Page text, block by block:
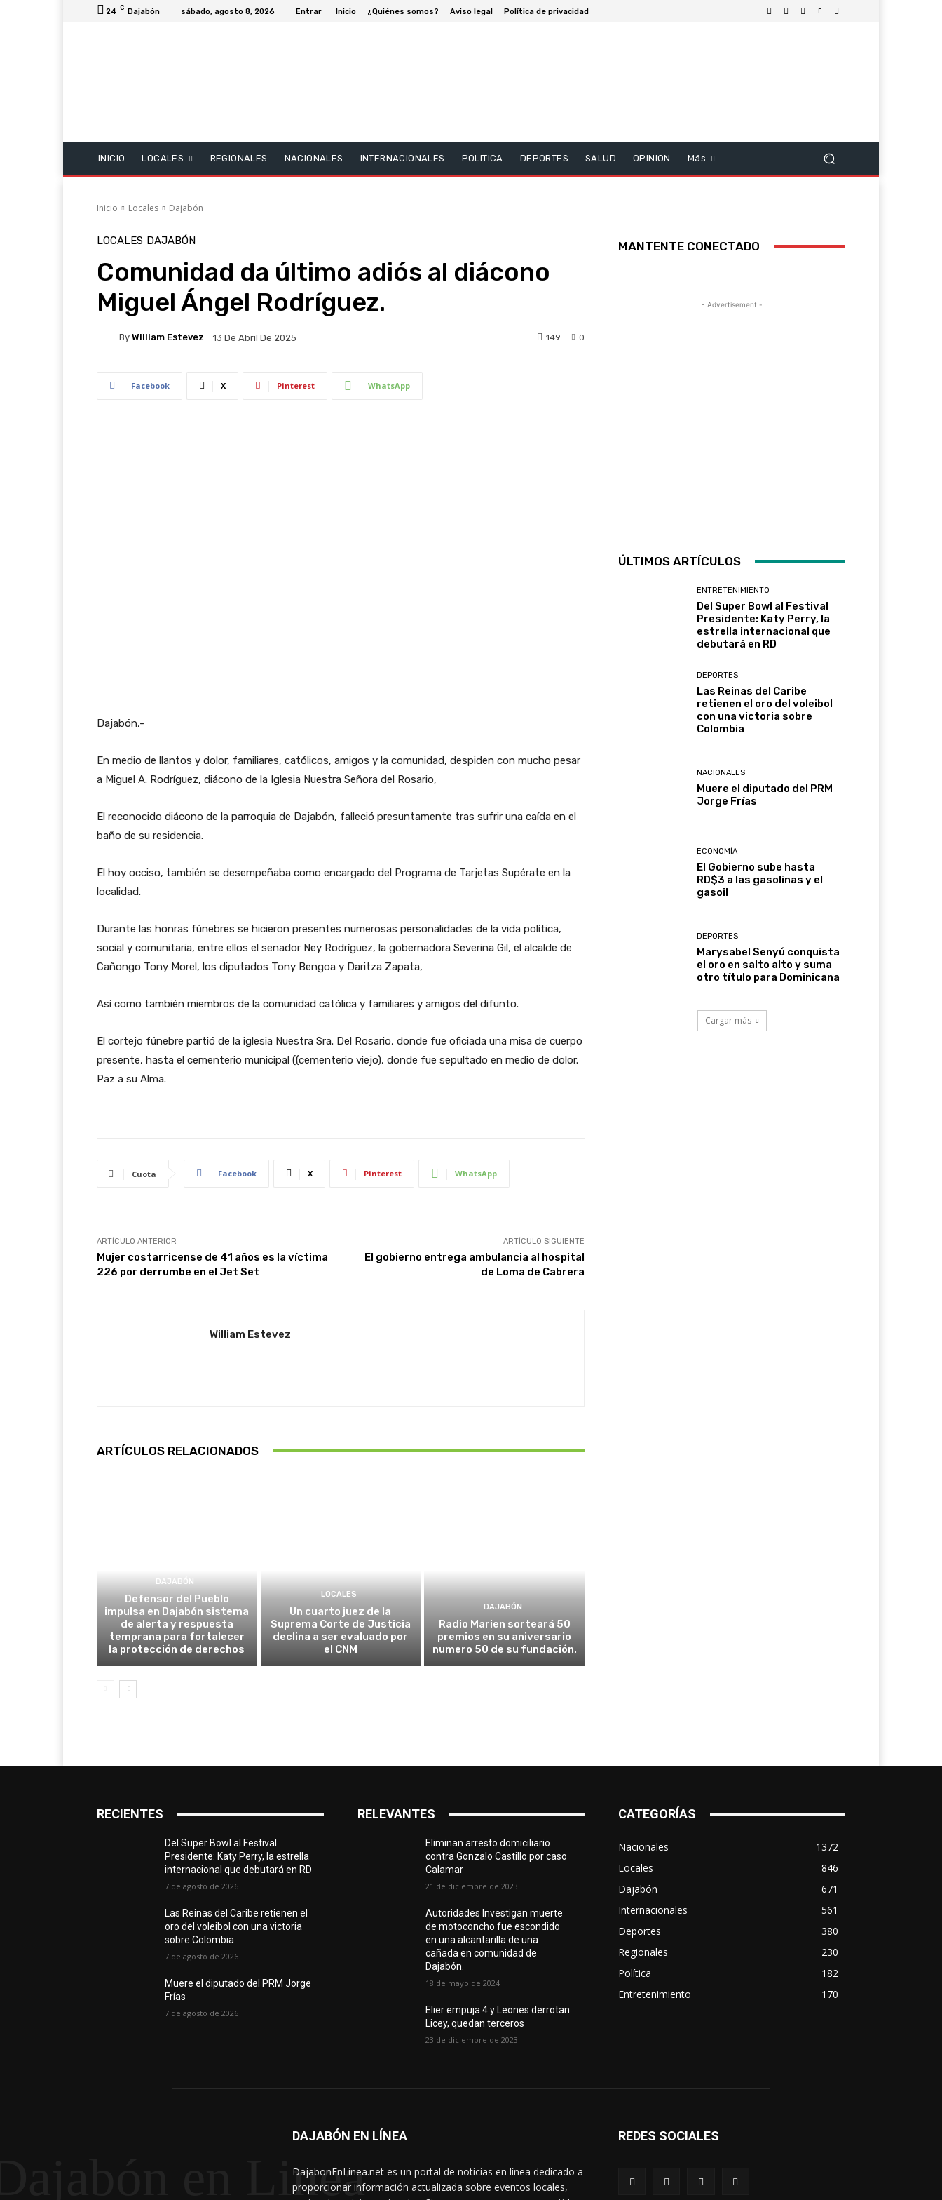
24 C Dajabón sábado, agosto 8, 2026 Entrar Inicio ¿Quiénes somos? Aviso legal Política de privacidad
INICIO LOCALES REGIONALES NACIONALES INTERNACIONALES POLITICA DEPORTES SALUD OPINION Más
Inicio Locales Dajabón
LOCALES DAJABÓN
Comunidad da último adiós al diácono
Miguel Ángel Rodríguez.
By William Estevez 13 De Abril De 2025 0
149
Facebook X Pinterest WhatsApp
Dajabón,-
En medio de llantos y dolor, familiares, católicos, amigos y la comunidad, despiden con mucho pesar
a Miguel A. Rodríguez, diácono de la Iglesia Nuestra Señora del Rosario,
El reconocido diácono de la parroquia de Dajabón, falleció presuntamente tras sufrir una caída en el
baño de su residencia.
El hoy occiso, también se desempeñaba como encargado del Programa de Tarjetas Supérate en la
localidad.
Durante las honras fúnebres se hicieron presentes numerosas personalidades de la vida política,
social y comunitaria, entre ellos el senador Ney Rodríguez, la gobernadora Severina Gil, el alcalde de
Cañongo Tony Morel, los diputados Tony Bengoa y Daritza Zapata,
Así como también miembros de la comunidad católica y familiares y amigos del difunto.
El cortejo fúnebre partió de la iglesia Nuestra Sra. Del Rosario, donde fue oficiada una misa de cuerpo
presente, hasta el cementerio municipal ((cementerio viejo), donde fue sepultado en medio de dolor.
Paz a su Alma.
Cuota Facebook X Pinterest WhatsApp
ARTÍCULO ANTERIOR
Mujer costarricense de 41 años es la víctima
226 por derrumbe en el Jet Set
ARTÍCULO SIGUIENTE
El gobierno entrega ambulancia al hospital
de Loma de Cabrera
William Estevez
ARTÍCULOS RELACIONADOS
DAJABÓN
Defensor del Pueblo
impulsa en Dajabón sistema
de alerta y respuesta
temprana para fortalecer
la protección de derechos
LOCALES
Un cuarto juez de la
Suprema Corte de Justicia
declina a ser evaluado por
el CNM
DAJABÓN
Radio Marien sorteará 50
premios en su aniversario
numero 50 de su fundación.
MANTENTE CONECTADO
- Advertisement -
ÚLTIMOS ARTÍCULOS
ENTRETENIMIENTO
Del Super Bowl al Festival
Presidente: Katy Perry, la
estrella internacional que
debutará en RD
DEPORTES
Las Reinas del Caribe
retienen el oro del voleibol
con una victoria sobre
Colombia
NACIONALES
Muere el diputado del PRM
Jorge Frías
ECONOMÍA
El Gobierno sube hasta
RD$3 a las gasolinas y el
gasoil
DEPORTES
Marysabel Senyú conquista
el oro en salto alto y suma
otro título para Dominicana
Cargar más
RECIENTES
Del Super Bowl al Festival
Presidente: Katy Perry, la estrella
internacional que debutará en RD
7 de agosto de 2026
Las Reinas del Caribe retienen el
oro del voleibol con una victoria
sobre Colombia
7 de agosto de 2026
Muere el diputado del PRM Jorge
Frías
7 de agosto de 2026
RELEVANTES
Eliminan arresto domiciliario
contra Gonzalo Castillo por caso
Calamar
21 de diciembre de 2023
Autoridades Investigan muerte
de motoconcho fue escondido
en una alcantarilla de una
cañada en comunidad de
Dajabón.
18 de mayo de 2024
Elier empuja 4 y Leones derrotan
Licey, quedan terceros
23 de diciembre de 2023
CATEGORÍAS
Nacionales
1372
Locales
846
Dajabón
671
Internacionales
561
Deportes
380
Regionales
230
Política
182
Entretenimiento
170
en Linea
DAJABÓN EN LÍNEA
DajabonEnLinea.net es un portal de noticias en línea dedicado a
proporcionar información actualizada sobre eventos locales,
REDES SOCIALES